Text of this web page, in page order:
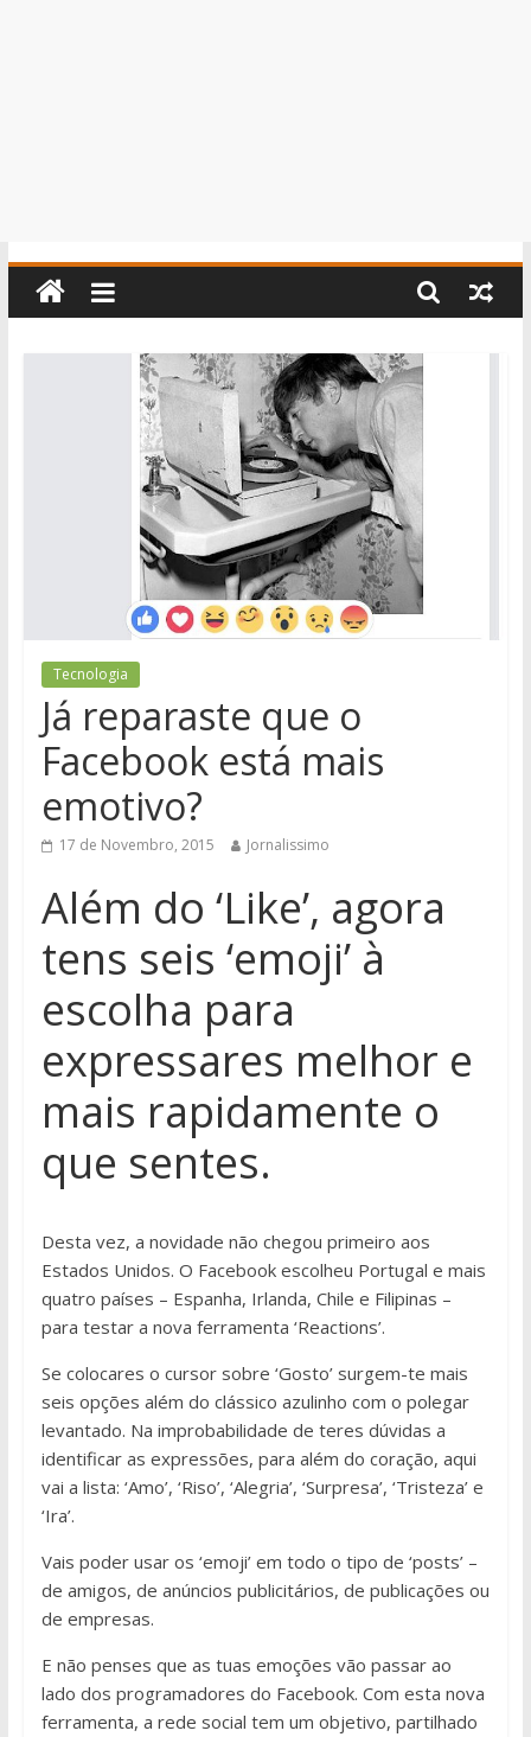
Tecnologia
Já reparaste que o
Facebook está mais
emotivo?
17 de Novembro, 2015 Jornalissimo
Além do ‘Like’, agora
tens seis ‘emoji’ à
escolha para
expressares melhor e
mais rapidamente o
que sentes.
Desta vez, a novidade não chegou primeiro aos
Estados Unidos. O Facebook escolheu Portugal e mais
quatro países – Espanha, Irlanda, Chile e Filipinas –
para testar a nova ferramenta ‘Reactions’.
Se colocares o cursor sobre ‘Gosto’ surgem-te mais
seis opções além do clássico azulinho com o polegar
levantado. Na improbabilidade de teres dúvidas a
identificar as expressões, para além do coração, aqui
vai a lista: ‘Amo’, ‘Riso’, ‘Alegria’, ‘Surpresa’, ‘Tristeza’ e
‘Ira’.
Vais poder usar os ‘emoji’ em todo o tipo de ‘posts’ –
de amigos, de anúncios publicitários, de publicações ou
de empresas.
E não penses que as tuas emoções vão passar ao
lado dos programadores do Facebook. Com esta nova
ferramenta, a rede social tem um objetivo, partilhado